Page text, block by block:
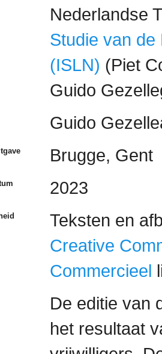
Nederlandse
Studie van de
(ISLN) (Piet
Guido
Guido
Brugge, Gent
2023
Teksten en
Creative
Commercieel
De editie van
het resultaat